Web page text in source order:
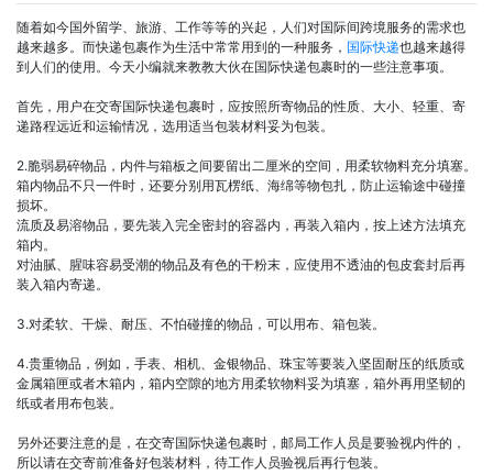
随着如今国外留学、旅游、工作等等的兴起，人们对国际间跨境服务的需求也
越来越多。而快递包裹作为生活中常常用到的一种服务， 国际快递也越来越得
到人们的使用。今天小编就来教教大伙在国际快递包裹时的一些注意事项。
首先，用户在交寄国际快递包裹时，应按照所寄物品的性质、大小、轻重、寄
递路程远近和运输情况，选用适当包装材料妥为包装。
2.脆弱易碎物品，内件与箱板之间要留出二厘米的空间，用柔软物料充分填塞。
箱内物品不只一件时，还要分别用瓦楞纸、海绵等物包扎，防止运输途中碰撞
损坏。
流质及易溶物品，要先装入完全密封的容器内，再装入箱内，按上述方法填充
箱内。
对油腻、腥味容易受潮的物品及有色的干粉末，应使用不透油的包皮套封后再
装入箱内寄递。
3.对柔软、干燥、耐压、不怕碰撞的物品，可以用布、箱包装。
4.贵重物品，例如，手表、相机、金银物品、珠宝等要装入坚固耐压的纸质或
金属箱匣或者木箱内，箱内空隙的地方用柔软物料妥为填塞，箱外再用坚韧的
纸或者用布包装。
另外还要注意的是，在交寄国际快递包裹时，邮局工作人员是要验视内件的，
所以请在交寄前准备好包装材料，待工作人员验视后再行包装。